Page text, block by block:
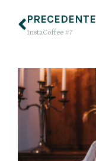
PRECEDENTE
InstaCoffee #7